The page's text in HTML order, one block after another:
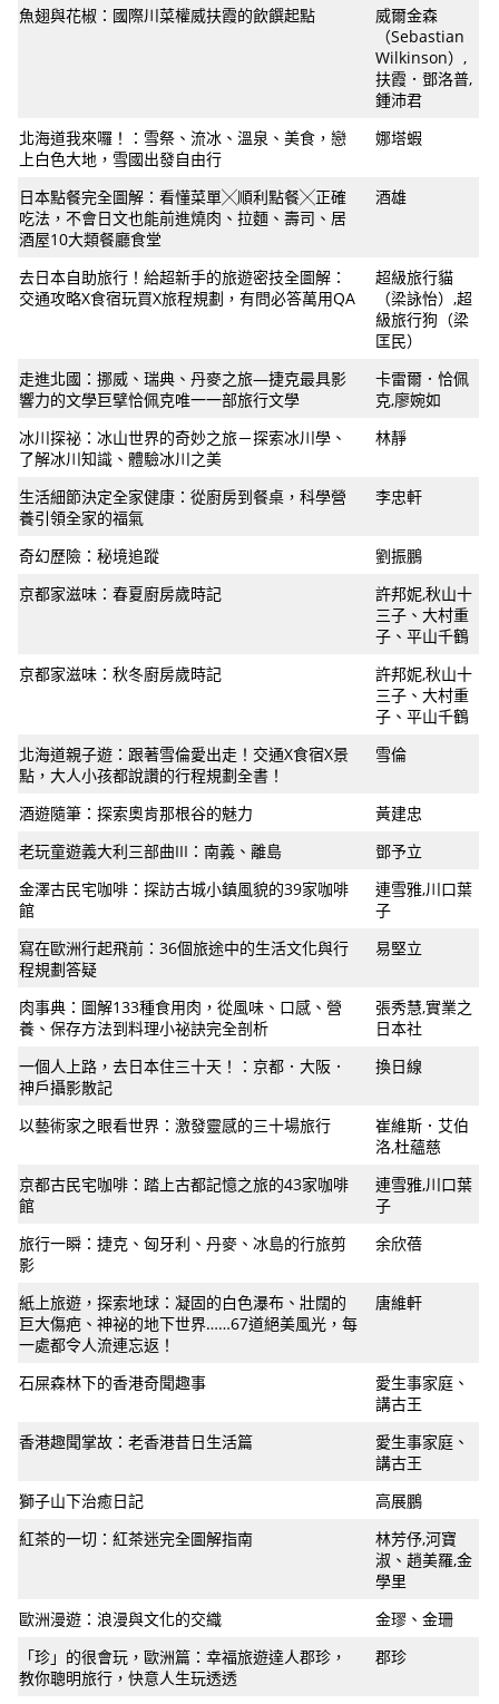
魚翅與花椒：國際川菜權威扶霞的飲饌起點
威爾金森
（Sebastian
Wilkinson）,
扶霞．鄧洛普,
鍾沛君
北海道我來囉！：雪祭、流冰、溫泉、美食，戀
上白色大地，雪國出發自由行
娜塔蝦
日本點餐完全圖解：看懂菜單╳順利點餐╳正確
吃法，不會日文也能前進燒肉、拉麵、壽司、居
酒屋10大類餐廳食堂
酒雄
去日本自助旅行！給超新手的旅遊密技全圖解：
交通攻略X食宿玩買X旅程規劃，有問必答萬用QA
超級旅行貓
（梁詠怡）,超
級旅行狗（梁
匡民）
走進北國：挪威、瑞典、丹麥之旅—捷克最具影
響力的文學巨擘恰佩克唯一一部旅行文學
卡雷爾．恰佩
克,廖婉如
冰川探祕：冰山世界的奇妙之旅－探索冰川學、
了解冰川知識、體驗冰川之美
林靜
生活細節決定全家健康：從廚房到餐桌，科學營
養引領全家的福氣
李忠軒
奇幻歷險：秘境追蹤
劉振鵬
京都家滋味：春夏廚房歲時記
許邦妮,秋山十
三子、大村重
子、平山千鶴
京都家滋味：秋冬廚房歲時記
許邦妮,秋山十
三子、大村重
子、平山千鶴
北海道親子遊：跟著雪倫愛出走！交通X食宿X景
點，大人小孩都說讚的行程規劃全書！
雪倫
酒遊隨筆：探索奧肯那根谷的魅力
黃建忠
老玩童遊義大利三部曲III：南義、離島
鄧予立
金澤古民宅咖啡：探訪古城小鎮風貌的39家咖啡
館
連雪雅,川口葉
子
寫在歐洲行起飛前：36個旅途中的生活文化與行
程規劃答疑
易堅立
肉事典：圖解133種食用肉，從風味、口感、營
養、保存方法到料理小祕訣完全剖析
張秀慧,實業之
日本社
一個人上路，去日本住三十天！：京都．大阪．
神戶攝影散記
換日線
以藝術家之眼看世界：激發靈感的三十場旅行
崔維斯．艾伯
洛,杜蘊慈
京都古民宅咖啡：踏上古都記憶之旅的43家咖啡
館
連雪雅,川口葉
子
旅行一瞬：捷克、匈牙利、丹麥、冰島的行旅剪
影
余欣蓓
紙上旅遊，探索地球：凝固的白色瀑布、壯闊的
巨大傷疤、神祕的地下世界……67道絕美風光，每
一處都令人流連忘返！
唐維軒
石屎森林下的香港奇聞趣事
愛生事家庭、
講古王
香港趣聞掌故：老香港昔日生活篇
愛生事家庭、
講古王
獅子山下治癒日記
高展鵬
紅茶的一切：紅茶迷完全圖解指南
林芳伃,河寶
淑、趙美羅,金
學里
歐洲漫遊：浪漫與文化的交織
金璆、金珊
「珍」的很會玩，歐洲篇：幸福旅遊達人郡珍，
教你聰明旅行，快意人生玩透透
郡珍